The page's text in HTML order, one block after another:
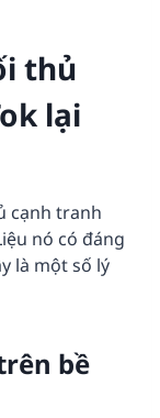
thủ
lại
cạnh tranh
nó có đáng
là một số lý
bề